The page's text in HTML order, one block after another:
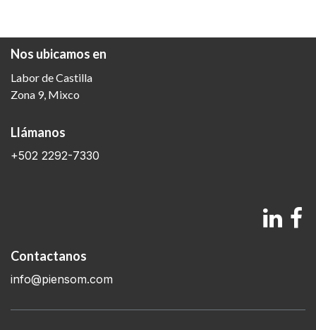
Nos ubicamos en
Labor de Castilla
Zona 9, Mixco​
Llámanos
+502 2292-7330
Contactanos
info@piensom.com